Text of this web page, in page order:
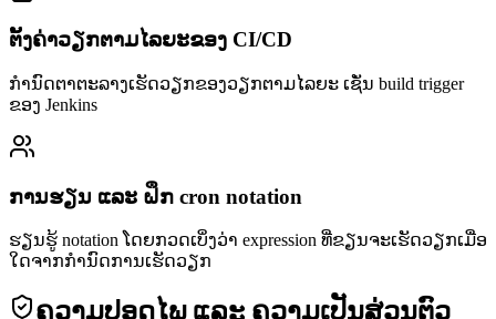
ຕັ້ງຄ່າວຽກຕາມໄລຍະຂອງ CI/CD
ກຳນົດຕາຕະລາງເຮັດວຽກຂອງວຽກຕາມໄລຍະ ເຊັ່ນ build trigger
ຂອງ Jenkins
ການຮຽນ ແລະ ຝຶກ cron notation
ຮຽນຮູ້ notation ໂດຍກວດເບິ່ງວ່າ expression ທີ່ຂຽນຈະເຮັດວຽກເມື່ອ
ໃດຈາກກຳນົດການເຮັດວຽກ
ຄວາມປອດໄພ ແລະ ຄວາມເປັນສ່ວນຕົວ